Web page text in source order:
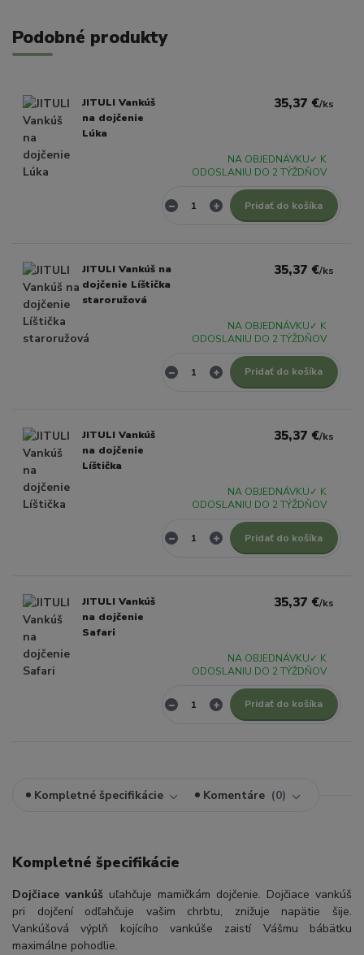
Podobné produkty
JITULI Vankúš
na dojčenie
Lúka
35,37 €/ks
NA OBJEDNÁVKU✓ K
ODOSLANIU DO 2 TÝŽDŇOV
Pridať do košíka
JITULI Vankúš na
dojčenie Líštička
staroružová
35,37 €/ks
NA OBJEDNÁVKU✓ K
ODOSLANIU DO 2 TÝŽDŇOV
Pridať do košíka
JITULI Vankúš
na dojčenie
Líštička
35,37 €/ks
NA OBJEDNÁVKU✓ K
ODOSLANIU DO 2 TÝŽDŇOV
Pridať do košíka
JITULI Vankúš
na dojčenie
Safari
35,37 €/ks
NA OBJEDNÁVKU✓ K
ODOSLANIU DO 2 TÝŽDŇOV
Pridať do košíka
Kompletné špecifikácie Komentáre 0
Kompletné špecifikácie
Dojčiace vankúš uľahčuje mamičkám dojčenie. Dojčiace vankúš
pri dojčení odľahčuje vašim chrbtu, znižuje napätie šije.
Vankúšová výplň kojícího vankúše zaistí Vášmu bábätku
maximálne pohodlie.